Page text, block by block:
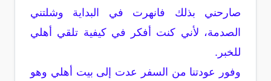
صارحني بذلك فانهرت في البداية وشلتني
الصدمة، لأني كنت أفكر في كيفية تلقي أهلي
للخبر.
وفور عودتنا من السفر عدت إلى بيت أهلي وهو